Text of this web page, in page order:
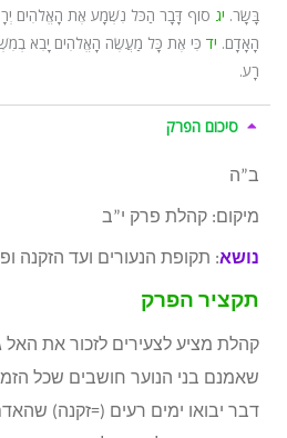
בָּשָׂר. יג סוֹף דָּבָר הַכֹּל נִשְׁמָע אֶת הָאֱלֹהִים
הָאָדָם. יד כִּי אֶת כָּל מַעֲשֶׂה הָאֱלֹהִים יָבִא
רָע.
סיכום הפרק
ב”ה
מיקום: קהלת פרק י”ב
נושא: תקופת הנעורים ועד הזקנה
תקציר הפרק
קהלת מציע לצעירים לזכור את האל
שאמנם בני הנוער חושבים שכל
דבר יבואו ימים רעים (=זקנה)